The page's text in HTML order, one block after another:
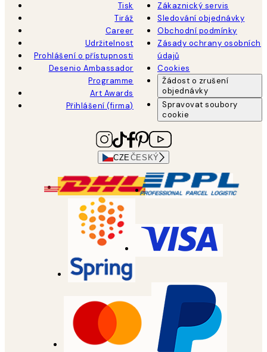
Tisk
Tiráž
Career
Udržitelnost
Prohlášení o přístupnosti
Desenio Ambassador
Programme
Art Awards
Přihlášení (firma)
Zákaznický servis
Sledování objednávky
Obchodní podmínky
Zásady ochrany osobních
údajů
Cookies
Žádost o zrušení
objednávky
Spravovat soubory
cookie
CZE ČESKÝ